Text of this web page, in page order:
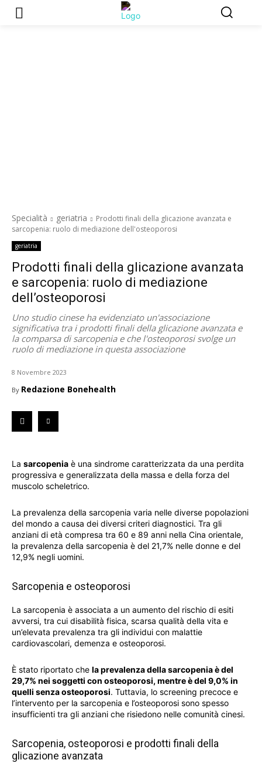
Specialità geriatria
Prodotti finali della glicazione avanzata e
sarcopenia: ruolo di mediazione dell'osteoporosi
geriatria
Prodotti finali della glicazione avanzata
e sarcopenia: ruolo di mediazione
dell’osteoporosi
Uno studio cinese ha evidenziato un'associazione
significativa tra i prodotti finali della glicazione avanzata e
la comparsa di sarcopenia e che l'osteoporosi svolge un
ruolo di mediazione in questa associazione
8 Novembre 2023
By Redazione Bonehealth
La sarcopenia è una sindrome caratterizzata da una perdita
progressiva e generalizzata della massa e della forza del
muscolo scheletrico.
La prevalenza della sarcopenia varia nelle diverse popolazioni
del mondo a causa dei diversi criteri diagnostici. Tra gli
anziani di età compresa tra 60 e 89 anni nella Cina orientale,
la prevalenza della sarcopenia è del 21,7% nelle donne e del
12,9% negli uomini.
Sarcopenia e osteoporosi
La sarcopenia è associata a un aumento del rischio di esiti
avversi, tra cui disabilità fisica, scarsa qualità della vita e
un’elevata prevalenza tra gli individui con malattie
cardiovascolari, demenza e osteoporosi.
È stato riportato che la prevalenza della sarcopenia è del
29,7% nei soggetti con osteoporosi, mentre è del 9,0% in
quelli senza osteoporosi. Tuttavia, lo screening precoce e
l’intervento per la sarcopenia e l’osteoporosi sono spesso
insufficienti tra gli anziani che risiedono nelle comunità cinesi.
Sarcopenia, osteoporosi e prodotti finali della
glicazione avanzata